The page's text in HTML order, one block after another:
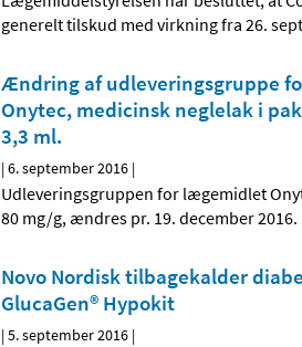
generelt tilskud med virkning fra 26.
Ændring af udleveringsgruppe
Onytec, medicinsk neglelak i
3,3 ml.
|6. september 2016 |
Udleveringsgruppen for lægemidlet
80 mg/g, ændres pr. 19. december
Novo Nordisk tilbagekalder
GlucaGen® Hypokit
|5. september 2016 |